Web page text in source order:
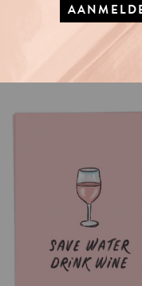
SACRIFICING WINE
€3.50
OPTIES SELECTEREN